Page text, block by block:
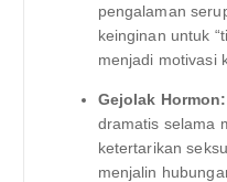
pengalaman
keinginan untuk
menjadi motivasi
Gejolak Hormon:
dramatis selama
ketertarikan
menjalin